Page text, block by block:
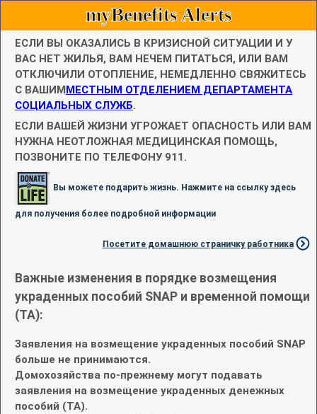
myBenefits Alerts
ЕСЛИ ВЫ ОКАЗАЛИСЬ В КРИЗИСНОЙ СИТУАЦИИ И У
ВАС НЕТ ЖИЛЬЯ, ВАМ НЕЧЕМ ПИТАТЬСЯ, ИЛИ ВАМ
ОТКЛЮЧИЛИ ОТОПЛЕНИЕ, НЕМЕДЛЕННО СВЯЖИТЕСЬ
С ВАШИММЕСТНЫМ ОТДЕЛЕНИЕМ ДЕПАРТАМЕНТА
СОЦИАЛЬНЫХ СЛУЖБ.
ЕСЛИ ВАШЕЙ ЖИЗНИ УГРОЖАЕТ ОПАСНОСТЬ ИЛИ ВАМ
НУЖНА НЕОТЛОЖНАЯ МЕДИЦИНСКАЯ ПОМОЩЬ,
ПОЗВОНИТЕ ПО ТЕЛЕФОНУ 911.
Вы можете подарить жизнь. Нажмите на ссылку здесь
для получения более подробной информации
Посетите домашнюю страничку работника
Важные изменения в порядке возмещения
украденных пособий SNAP и временной помощи
(TA):
Заявления на возмещение украденных пособий SNAP
больше не принимаются.
Домохозяйства по-прежнему могут подавать
заявления на возмещение украденных денежных
пособий (TA).